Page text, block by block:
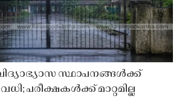
സ്ഥാപനങ്ങൾക്ക്
പരീക്ഷകൾക്ക് മാറ്റമില്ല